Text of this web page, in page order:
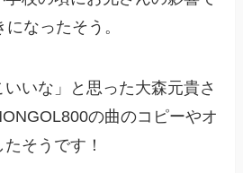
なったそう。
いいな」と思った大森元貴さ
の曲のコピーやオ
そうです！